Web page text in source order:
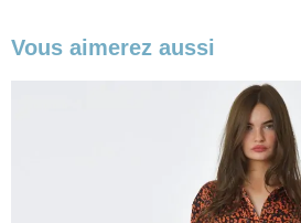
Vous aimerez aussi